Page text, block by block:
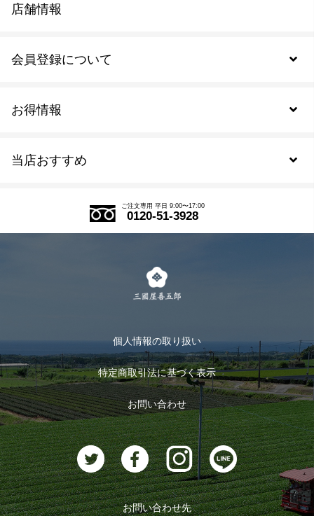
当店おすすめ
式部の香りシリーズ
お茶のギフト
おすすめのお茶
お茶に合うスイーツ
お得情報
会員登録について
会員規約について
ログイン
ログアウト
店舗情報
ご注文専用 平日 9:00〜17:00
0120-51-3928
個人情報の取り扱い
特定商取引法に基づく表示
お問い合わせ
お問い合わせ先